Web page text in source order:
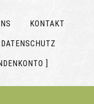
KONTAKT
DATENSCHUTZ
]